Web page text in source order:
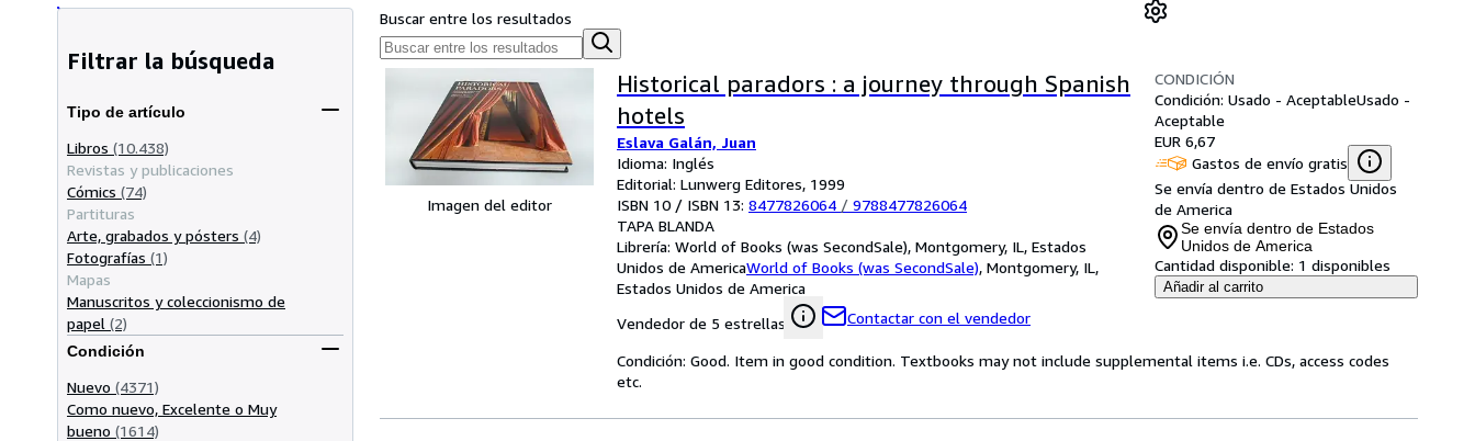
Filtrar la búsqueda
Tipo de artículo
Libros (10.438)
Revistas y publicaciones
Cómics (74)
Partituras
Arte, grabados y pósters (4)
Fotografías (1)
Mapas
Manuscritos y coleccionismo de
papel (2)
Condición
Nuevo (4371)
Como nuevo, Excelente o Muy
bueno (1614)
Buscar entre los resultados
Imagen del editor
Historical paradors : a journey through Spanish
hotels
Eslava Galán, Juan
Idioma: Inglés
Editorial: Lunwerg Editores, 1999
ISBN 10 / ISBN 13: 8477826064 / 9788477826064
TAPA BLANDA
Librería: World of Books (was SecondSale), Montgomery, IL, Estados
Unidos de AmericaWorld of Books (was SecondSale), Montgomery, IL,
Estados Unidos de America
Vendedor de 5 estrellas
Contactar con el vendedor
CONDICIÓN
Condición: Usado - AceptableUsado -
Aceptable
EUR 6,67
Gastos de envío gratis
Se envía dentro de Estados Unidos
de America
Se envía dentro de Estados
Unidos de America
Cantidad disponible: 1 disponibles
Añadir al carrito
Condición: Good. Item in good condition. Textbooks may not include supplemental items i.e. CDs, access codes
etc.